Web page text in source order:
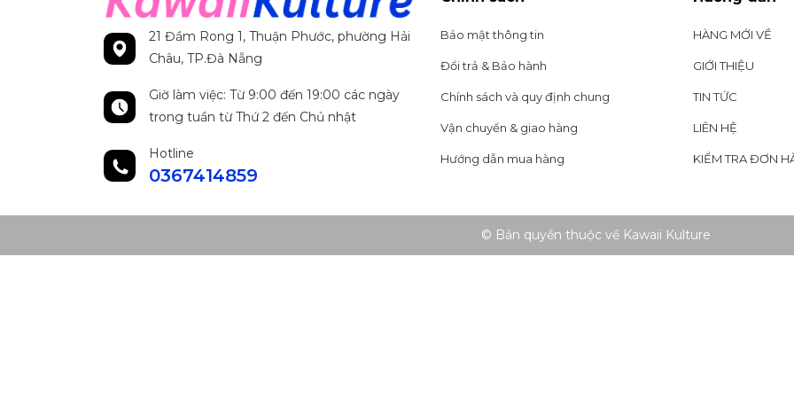
21 Đầm Rong 1, Thuận Phước, phường Hải
Châu, TP.Đà Nẵng
Giờ làm việc: Từ 9:00 đến 19:00 các ngày
trong tuần từ Thứ 2 đến Chủ nhật
Hotline
0367414859
Bảo mật thông tin
Đổi trả & Bảo hành
Chính sách và quy định chung
Vận chuyển & giao hàng
Hướng dẫn mua hàng
HÀNG MỚI VỀ
GIỚI THIỆU
TIN TỨC
LIÊN HỆ
KIỂM TRA ĐƠN
© Bản quyền thuộc về Kawaii Kulture